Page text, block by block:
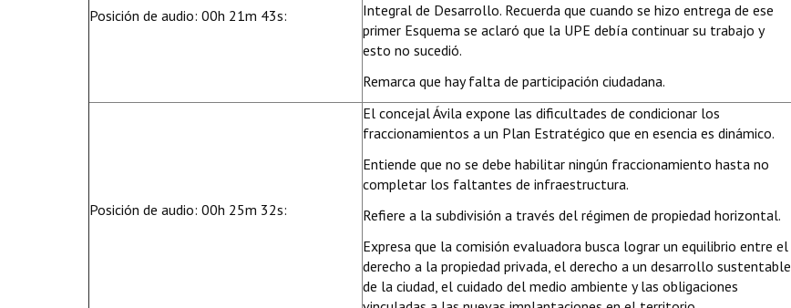
Posición de audio: 00h 21m 43s:
Integral de Desarrollo. Recuerda que cuando se hizo entrega de ese
primer Esquema se aclaró que la UPE debía continuar su trabajo y
esto no sucedió.
Remarca que hay falta de participación ciudadana.
Posición de audio: 00h 25m 32s:
El concejal Ávila expone las dificultades de condicionar los
fraccionamientos a un Plan Estratégico que en esencia es dinámico.
Entiende que no se debe habilitar ningún fraccionamiento hasta no
completar los faltantes de infraestructura.
Refiere a la subdivisión a través del régimen de propiedad horizontal.
Expresa que la comisión evaluadora busca lograr un equilibrio entre el
derecho a la propiedad privada, el derecho a un desarrollo sustentable
de la ciudad, el cuidado del medio ambiente y las obligaciones